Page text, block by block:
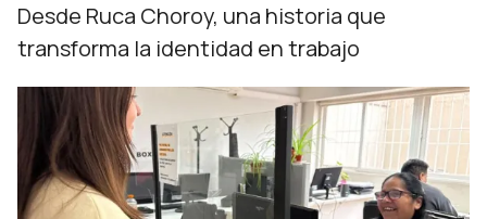
Desde Ruca Choroy, una historia que
transforma la identidad en trabajo